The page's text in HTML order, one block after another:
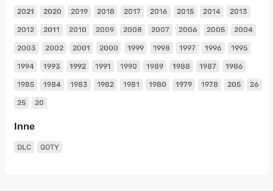
2021 2020 2019 2018 2017 2016 2015 2014 2013
2012 2011 2010 2009 2008 2007 2006 2005 2004
2003 2002 2001 2000 1999 1998 1997 1996 1995
1994 1993 1992 1991 1990 1989 1988 1987 1986
1985 1984 1983 1982 1981 1980 1979 1978 205 26
25 20
Inne
DLC GOTY